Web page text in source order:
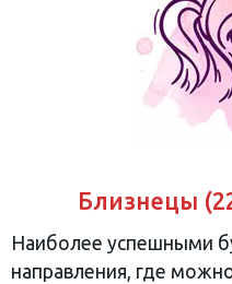
Близнецы
Наиболее успешными
направления, где